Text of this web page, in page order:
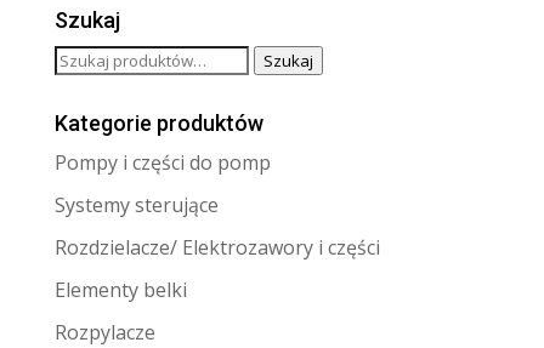
Szukaj
Szukaj: Szukaj
Kategorie produktów
Pompy i części do pomp
Systemy sterujące
Rozdzielacze/ Elektrozawory i części
Elementy belki
Rozpylacze